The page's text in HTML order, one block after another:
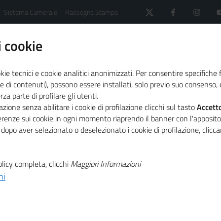
Sistema Camerale Rassegna Stampa
e della paternità, diritto alla cura e alla formazione
- Sostegno
paternità,
tecnici e cookie analitici anonimizzati. Per consentire
di contenuti), possono essere installati, solo previo suo
parte di profilare gli utenti.
senza abilitare i cookie di profilazione clicchi sul tasto
sui cookie in ogni momento riaprendo il banner con
aver selezionato o deselezionato i cookie di profilazione,
completa, clicchi Maggiori Informazioni